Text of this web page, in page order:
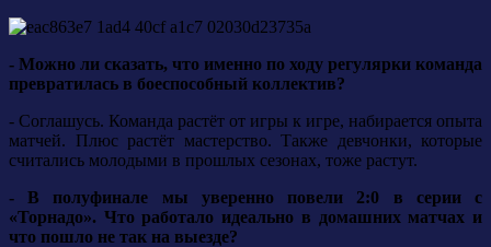
- Можно ли сказать, что именно по ходу регулярки команда
превратилась в боеспособный коллектив?
- Соглашусь. Команда растёт от игры к игре, набирается опыта
матчей. Плюс растёт мастерство. Также девчонки, которые
считались молодыми в прошлых сезонах, тоже растут.
- В полуфинале мы уверенно повели 2:0 в серии с
«Торнадо». Что работало идеально в домашних матчах и
что пошло не так на выезде?